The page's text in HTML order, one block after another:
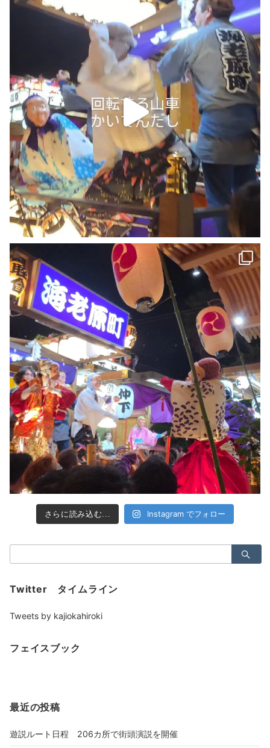
さらに読み込む... Instagram でフォロー
索：
Twitter タイムライン
Tweets by kajiokahiroki
フェイスブック
最近の投稿
遊説ルート日程 206カ所で街頭演説を開催